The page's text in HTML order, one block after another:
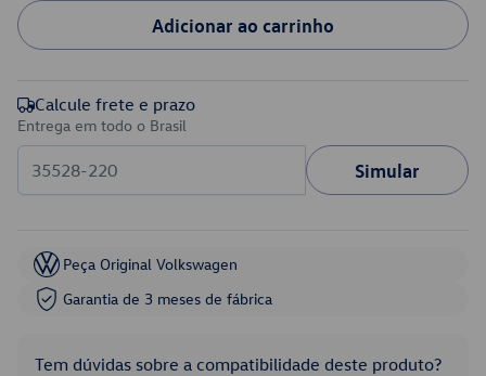
Adicionar ao carrinho
Calcule frete e prazo
Entrega em todo o Brasil
Simular
Peça Original Volkswagen
Garantia de 3 meses de fábrica
Tem dúvidas sobre a compatibilidade deste produto?